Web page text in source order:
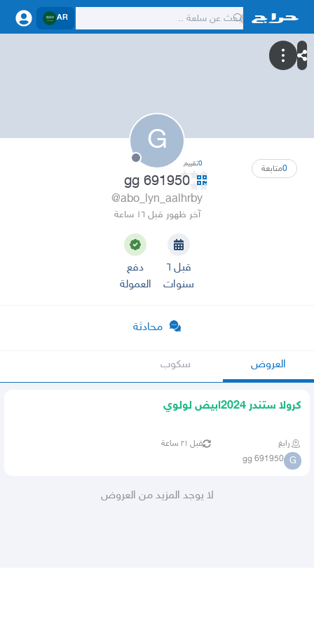
AR
G
0متابعة 0تقييم
gg 691950
@abo_lyn_aalhrby
آخر ظهور قبل ١٦ ساعة
قبل ٦
سنوات
دفع
العمولة
محادثة
العروض سكوب
كرولا ستندر 2024ابيض لولوي
رابغ قبل ٢١ ساعة
G
gg 691950
لا يوجد المزيد من العروض